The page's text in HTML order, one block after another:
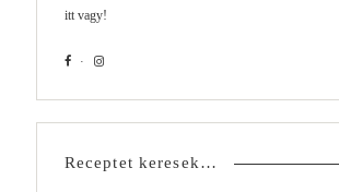
itt vagy!
Receptet keresek…